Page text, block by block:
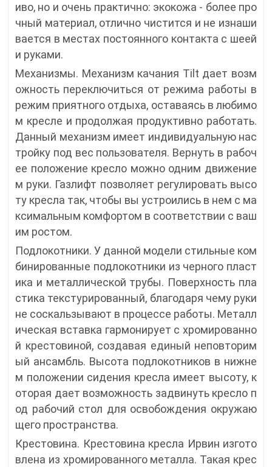
иво, но и очень практично: экокожа - более про
чный материал, отлично чистится и не изнаши
вается в местах постоянного контакта с шеей
и руками.
Механизмы. Механизм качания Tilt дает возм
ожность переключиться от режима работы в
режим приятного отдыха, оставаясь в любимо
м кресле и продолжая продуктивно работать.
Данный механизм имеет индивидуальную нас
тройку под вес пользователя. Вернуть в рабоч
ее положение кресло можно одним движение
м руки. Газлифт позволяет регулировать высо
ту кресла так, чтобы вы устроились в нем с ма
ксимальным комфортом в соответствии с ваш
им ростом.
Подлокотники. У данной модели стильные ком
бинированные подлокотники из черного пласт
ика и металлической трубы. Поверхность пла
стика текстурированный, благодаря чему руки
не соскальзывают в процессе работы. Металл
ическая вставка гармонирует с хромированно
й крестовиной, создавая единый неповторим
ый ансамбль. Высота подлокотников в нижне
м положении сидения кресла имеет высоту, к
оторая дает возможность задвинуть кресло п
од рабочий стол для освобождения окружаю
щего пространства.
Крестовина. Крестовина кресла Ирвин изгото
влена из хромированного металла. Такая крес